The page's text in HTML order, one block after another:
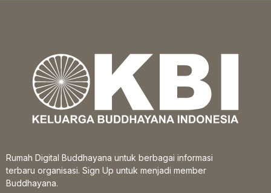
Rumah Digital Buddhayana untuk berbagai informasi
terbaru organisasi. Sign Up untuk menjadi member
Buddhayana.